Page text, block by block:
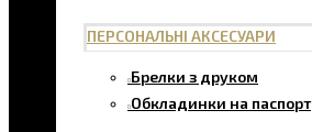
ПЕРСОНАЛЬНІ АКСЕСУАРИ
Брелки з друком
Обкладинки на паспорт